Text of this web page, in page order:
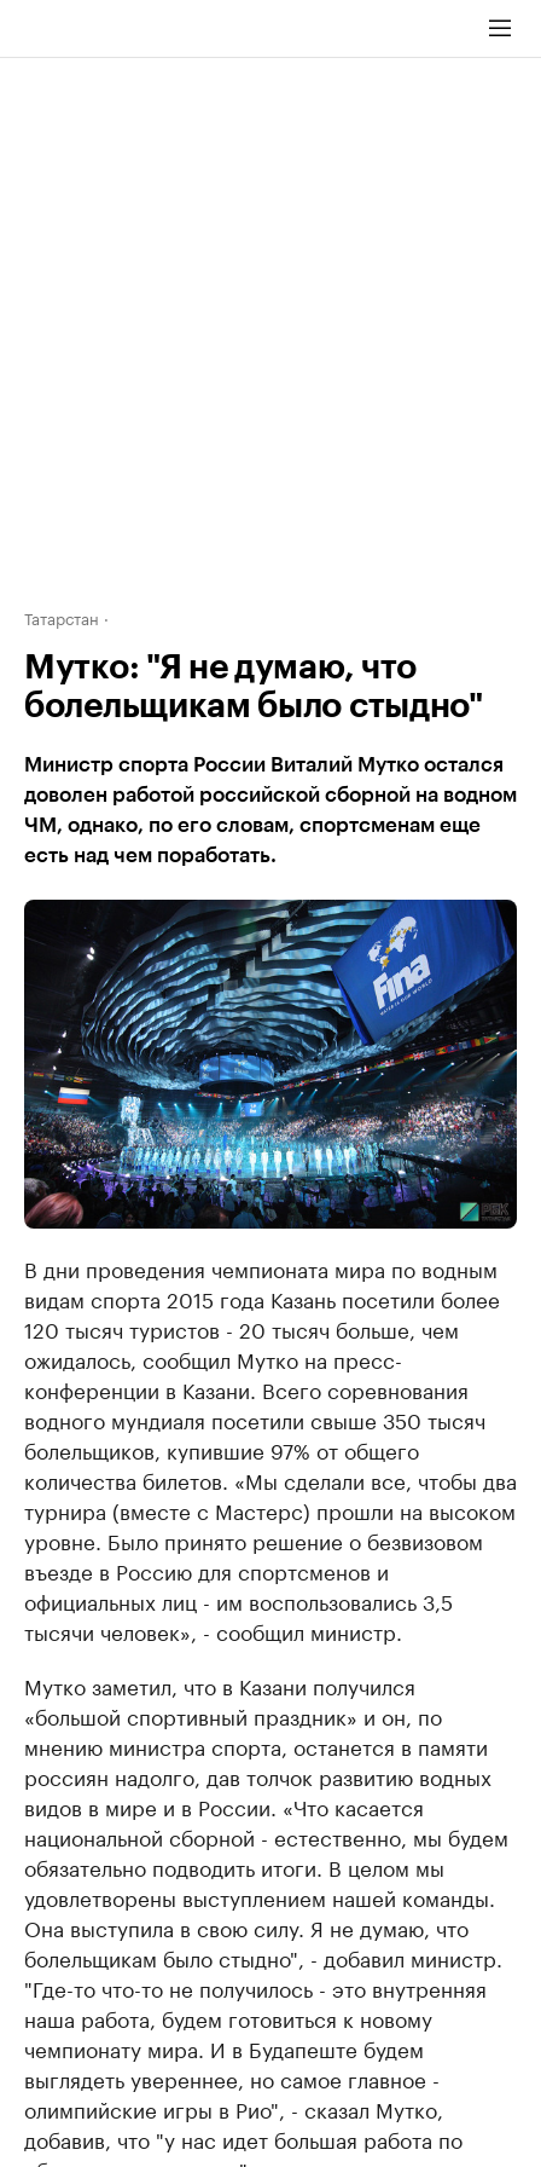
Татарстан
Мутко: "Я не думаю, что
болельщикам было стыдно"
Министр спорта России Виталий Мутко остался
доволен работой российской сборной на водном
ЧМ, однако, по его словам, спортсменам еще
есть над чем поработать.
В дни проведения чемпионата мира по водным
видам спорта 2015 года Казань посетили более
120 тысяч туристов - 20 тысяч больше, чем
ожидалось, сообщил Мутко на пресс-
конференции в Казани. Всего соревнования
водного мундиаля посетили свыше 350 тысяч
болельщиков, купившие 97% от общего
количества билетов. «Мы сделали все, чтобы два
турнира (вместе с Мастерс) прошли на высоком
уровне. Было принято решение о безвизовом
въезде в Россию для спортсменов и
официальных лиц - им воспользовались 3,5
тысячи человек», - сообщил министр.
Мутко заметил, что в Казани получился
«большой спортивный праздник» и он, по
мнению министра спорта, останется в памяти
россиян надолго, дав толчок развитию водных
видов в мире и в России. «Что касается
национальной сборной - естественно, мы будем
обязательно подводить итоги. В целом мы
удовлетворены выступлением нашей команды.
Она выступила в свою силу. Я не думаю, что
болельщикам было стыдно", - добавил министр.
"Где-то что-то не получилось - это внутренняя
наша работа, будем готовиться к новому
чемпионату мира. И в Будапеште будем
выглядеть увереннее, но самое главное -
олимпийские игры в Рио", - сказал Мутко,
добавив, что "у нас идет большая работа по